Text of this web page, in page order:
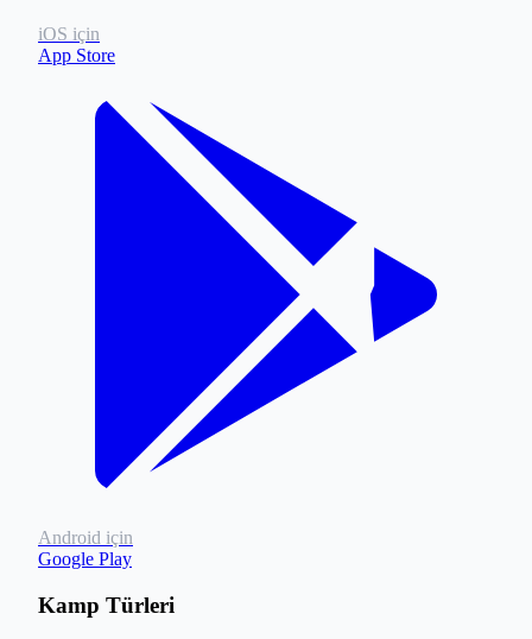
iOS için
App Store
Android için
Google Play
Kamp Türleri